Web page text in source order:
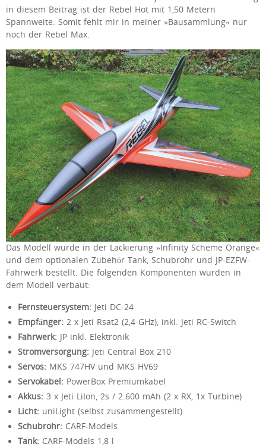
in diesem Beitrag ist der Rebel Hot mit 1,50 Metern
Spannweite. Somit fehlt mir in meiner »Bausammlung« nur
noch der Rebel Max.
Das Modell wurde in der Lackierung »Infinity Scheme Orange«
und dem optionalen Zubehör Tank, Schubrohr und JP-EZFW-
Fahrwerk bestellt. Die folgenden Komponenten wurden in
dem Modell verbaut:
Fernsteuersystem: Jeti DC-24
Empfänger: 2 x Jeti Rsat2 (2,4 GHz), inkl. Jeti RC-Switch
Fahrwerk: JP inkl. Elektronik
Stromversorgung: Jeti Central Box 210
Servos: MKS 747HV und MKS HV69
Servokabel: PowerBox Premiumkabel
Akkus: 3 x Jeti LiIon, 2s / 2.600 mAh (2 x RX, 1x Turbine)
Licht: uniLight (selbst zusammengestellt)
Schubrohr: CARF-Models
Tank: CARF-Models 1,8 l